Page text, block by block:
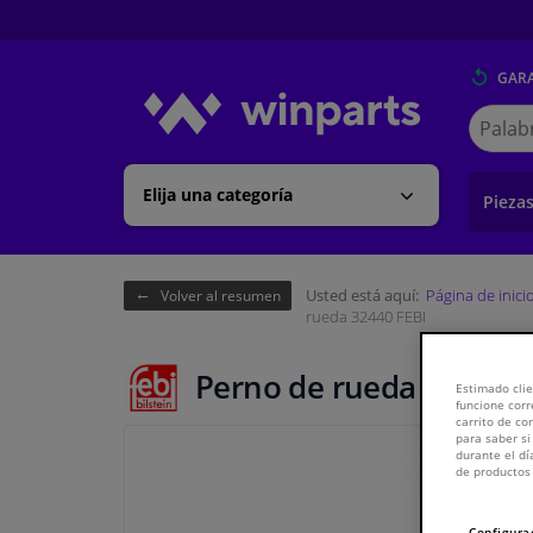
Elija una categoría
Buscar
en
Volver al resumen Usted está aquí: Página de inicio
rueda 32440 FEBI
Perno de rueda 32440
Estimado
funcione
carrito de
para saber
durante el
de